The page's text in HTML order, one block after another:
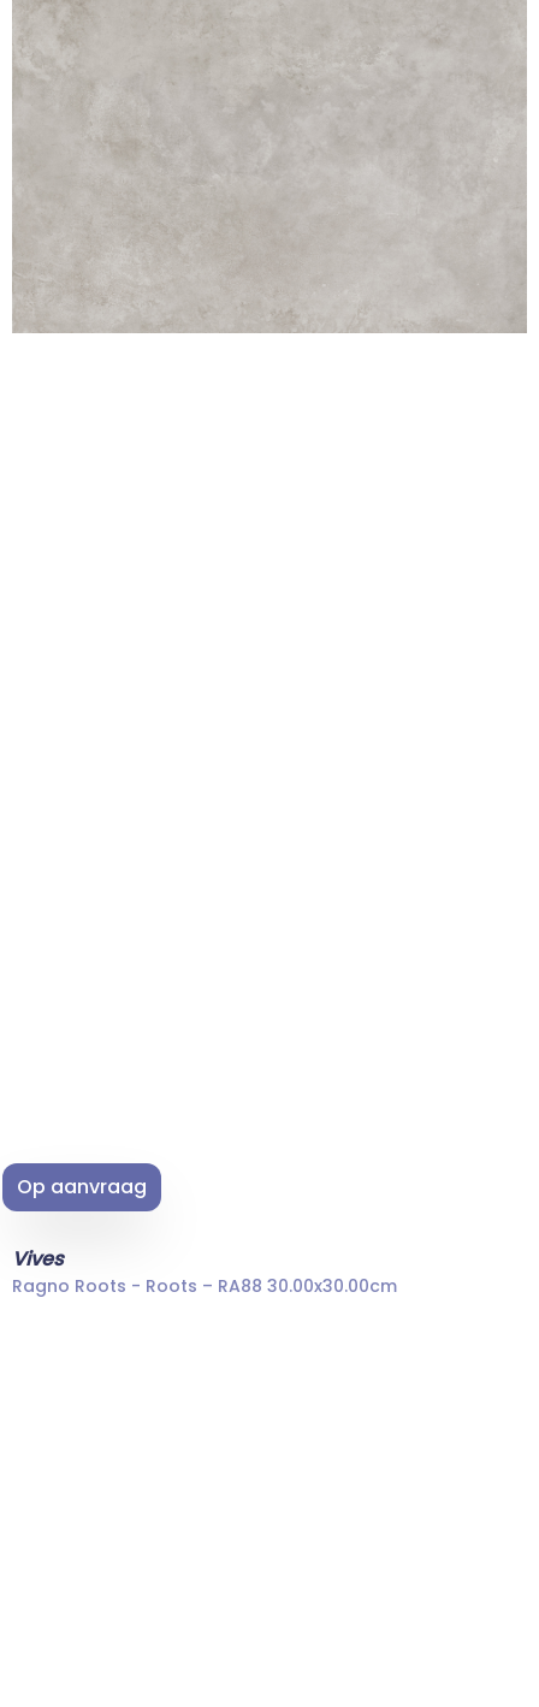
Op aanvraag
Vives
Ragno Roots - Roots – RA88 30.00x30.00cm